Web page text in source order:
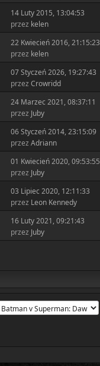
14 Luty 2015, 13:04:53
przez kelen
22 Kwiecień 2016, 21:15:23
przez kelen
07 Styczeń 2026, 19:27:43
przez Crowridd
24 Marzec 2021, 08:37:11
przez Juby
06 Styczeń 2014, 23:15:09
przez Adriann
01 Kwiecień 2020, 09:53:55
przez Juby
03 Lipiec 2020, 12:11:33
przez Leon Kennedy
16 Luty 2021, 09:21:43
przez Juby